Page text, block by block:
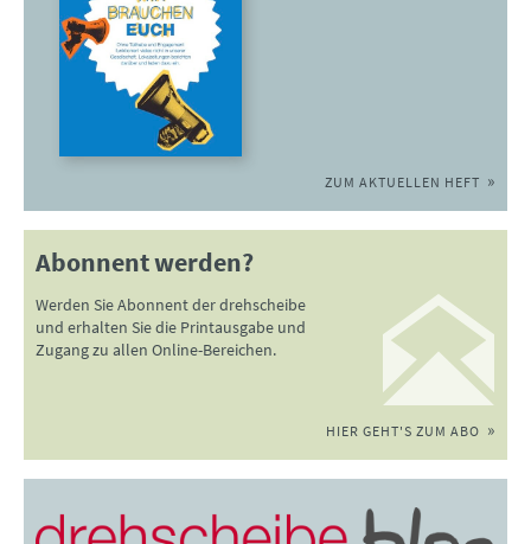
ZUM AKTUELLEN HEFT
Abonnent werden?
Werden Sie Abonnent der drehscheibe
und erhalten Sie die Printausgabe und
Zugang zu allen Online-Bereichen.
HIER GEHT'S ZUM ABO